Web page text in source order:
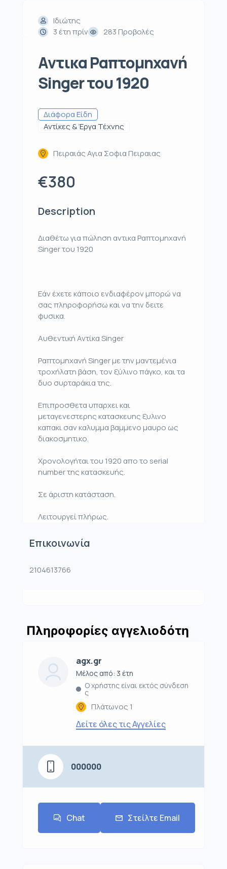
Ιδιώτης
3 έτη πρίν
283 Προβολές
Αντικα Ραπτομηχανή
Singer του 1920
Διάφορα Είδη
Αντίκες & Έργα Τέχνης
Πειραιάς Αγια Σοφια Πειραιας
€380
Description
Διαθέτω για πώληση αντικα Ραπτομηχανή
Singer του 1920
Εάν έχετε κάποιο ενδιαφέρον μπορώ να
σας πληροφορήσω και να την δειτε
φυσικα.
Αυθεντική Αντίκα Singer
Ραπτομηχανή Singer με την μαντεμένια
τροχήλατη βάση, τον ξύλινο πάγκο, και τα
δυο συρταράκια της.
Επιπροσθετα υπαρχει και
μεταγενεστερης κατασκευης ξυλινο
καπακι σαν καλυμμα βαμμενο μαυρο ως
διακοσμητικο.
Χρονολογήται του 1920 απο το serial
number της κατασκευής.
Σε άριστη κατάσταση.
Λειτουργεί πλήρως.
Επικοινωνία
2104613766
Πληροφορίες αγγελιοδότη
agx.gr
Μέλος από: 3 έτη
Ο χρήστης είναι εκτός σύνδεση
ς
Πλάτωνος 1
Δείτε όλες τις Αγγελίες
000000
Chat Στείλτε Email